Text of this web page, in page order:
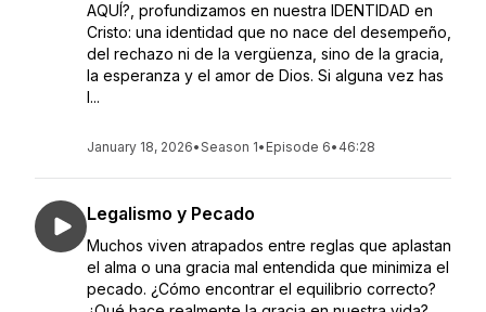
AQUÍ?, profundizamos en nuestra IDENTIDAD en
Cristo: una identidad que no nace del desempeño,
del rechazo ni de la vergüenza, sino de la gracia,
la esperanza y el amor de Dios. Si alguna vez has
l...
January 18, 2026•Season 1• Episode 6• 46:28
Legalismo y Pecado
Muchos viven atrapados entre reglas que aplastan
el alma o una gracia mal entendida que minimiza el
pecado. ¿Cómo encontrar el equilibrio correcto?